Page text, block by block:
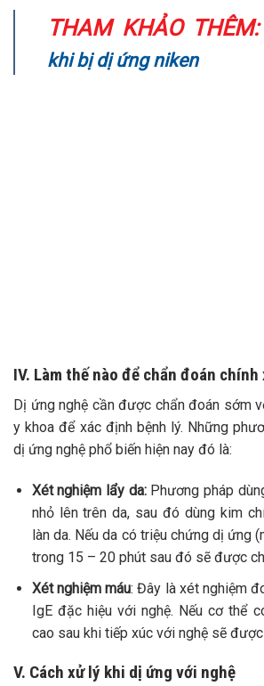
THAM KHẢO THÊM:
khi bị dị ứng niken
IV. Làm thế nào để chẩn đoán
Dị ứng nghệ cần được chẩn đoán sớm
y khoa để xác định bệnh lý. Những
dị ứng nghệ phổ biến hiện nay đó là:
Xét nghiệm lẩy da: Phương pháp
nhỏ lên trên da, sau đó dùng kim
làn da. Nếu da có triệu chứng dị ứng
trong 15 – 20 phút sau đó sẽ được
Xét nghiệm máu: Đây là xét nghiệm
IgE đặc hiệu với nghệ. Nếu cơ thể
cao sau khi tiếp xúc với nghệ sẽ
V. Cách xử lý khi dị ứng với nghệ